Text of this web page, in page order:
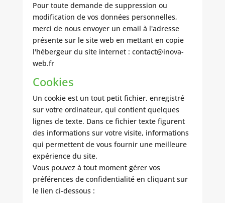
Pour toute demande de suppression ou
modification de vos données personnelles,
merci de nous envoyer un email à l'adresse
présente sur le site web en mettant en copie
l'hébergeur du site internet : contact@inova-
web.fr
Cookies
Un cookie est un tout petit fichier, enregistré
sur votre ordinateur, qui contient quelques
lignes de texte. Dans ce fichier texte figurent
des informations sur votre visite, informations
qui permettent de vous fournir une meilleure
expérience du site.
Vous pouvez à tout moment gérer vos
préférences de confidentialité en cliquant sur
le lien ci-dessous :